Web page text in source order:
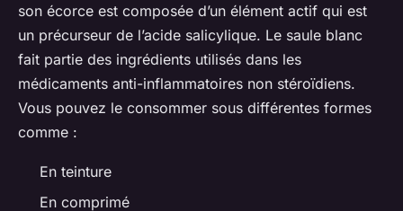
son écorce est composée d’un élément actif qui est
un précurseur de l’acide salicylique. Le saule blanc
fait partie des ingrédients utilisés dans les
médicaments anti-inflammatoires non stéroïdiens.
Vous pouvez le consommer sous différentes formes
comme :
En teinture
En comprimé